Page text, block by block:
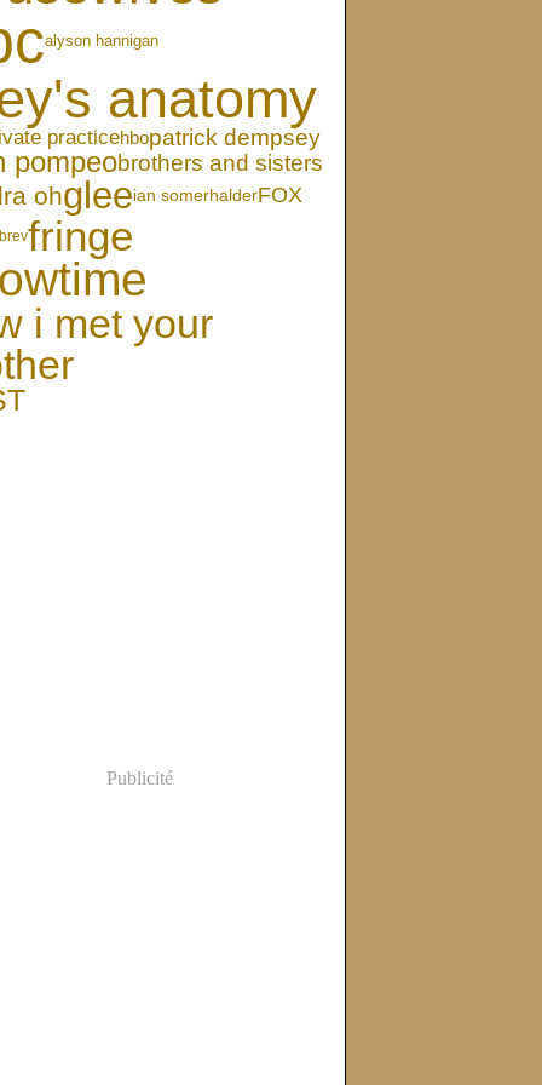
alyson hannigan
anatomy
practicehbopatrick dempsey
pompeobrothers and sisters
ohgleeian somerhalderFOX
fringe
i met your
Publicité